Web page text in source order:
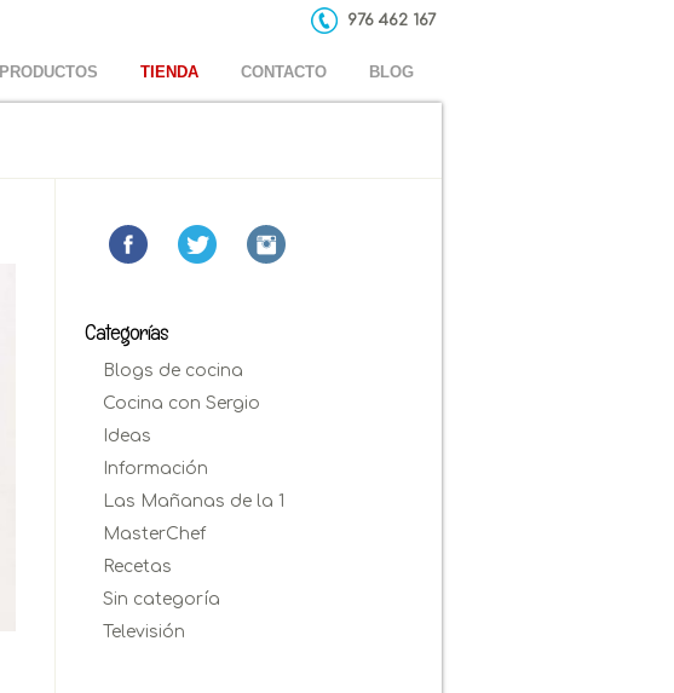
PRODUCTOS TIENDA CONTACTO BLOG
976 462 167
Categorías
Blogs de cocina
Cocina con Sergio
Ideas
Información
Las Mañanas de la 1
MasterChef
Recetas
Sin categoría
Televisión